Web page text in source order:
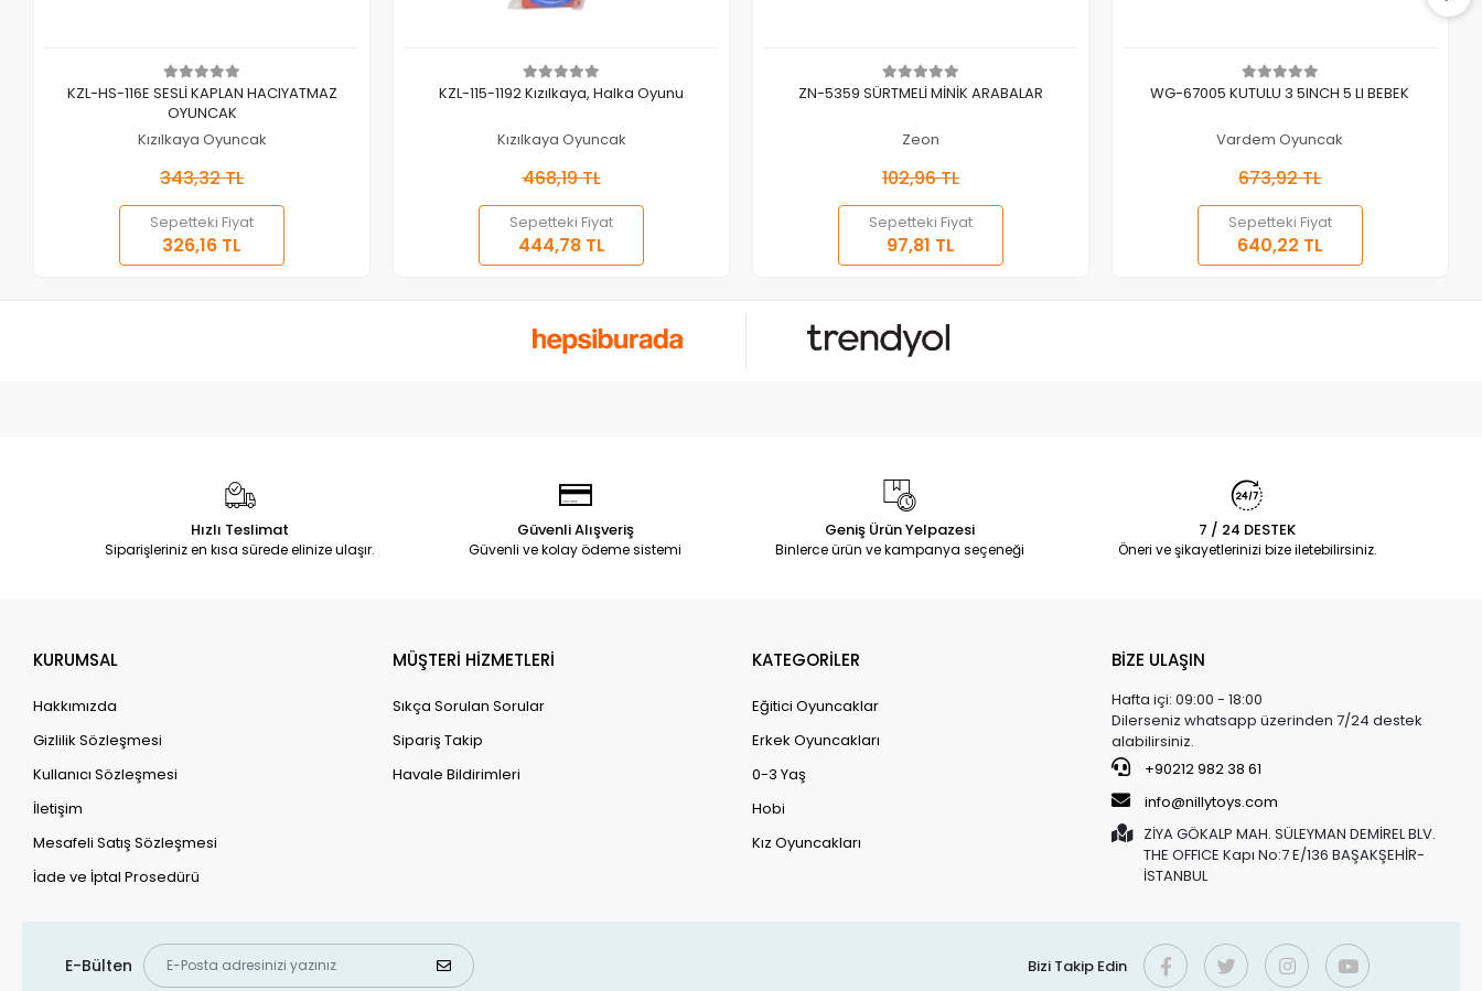
Sepete Ekle
KZL-HS-116E SESLİ KAPLAN HACIYATMAZ
OYUNCAK
Kızılkaya Oyuncak
343,32 TL
Sepetteki Fiyat
326,16 TL
Sepete Ekle
KZL-115-1192 Kızılkaya, Halka Oyunu
Kızılkaya Oyuncak
468,19 TL
Sepetteki Fiyat
444,78 TL
Sepete Ekle
ZN-5359 SÜRTMELİ MİNİK ARABALAR
Zeon
102,96 TL
Sepetteki Fiyat
97,81 TL
Sepete Ekle
WG-67005 KUTULU 3 5INCH 5 LI BEBEK
Vardem Oyuncak
673,92 TL
Sepetteki Fiyat
640,22 TL
Hızlı Teslimat
Siparişleriniz en kısa sürede elinize ulaşır.
Güvenli Alışveriş
Güvenli ve kolay ödeme sistemi
Geniş Ürün Yelpazesi
Binlerce ürün ve kampanya seçeneği
7 / 24 DESTEK
Öneri ve şikayetlerinizi bize iletebilirsiniz.
KURUMSAL
Hakkımızda
Gizlilik Sözleşmesi
Kullanıcı Sözleşmesi
İletişim
Mesafeli Satış Sözleşmesi
İade ve İptal Prosedürü
MÜŞTERİ HİZMETLERİ
Sıkça Sorulan Sorular
Sipariş Takip
Havale Bildirimleri
KATEGORİLER
Eğitici Oyuncaklar
Erkek Oyuncakları
0-3 Yaş
Hobi
Kız Oyuncakları
BİZE ULAŞIN
Hafta içi: 09:00 - 18:00
Dilerseniz whatsapp üzerinden 7/24 destek
alabilirsiniz.
+90212 982 38 61
info@nillytoys.com
ZİYA GÖKALP MAH. SÜLEYMAN DEMİREL BLV.
THE OFFICE Kapı No:7 E/136 BAŞAKŞEHİR-
İSTANBUL
E-Bülten Bizi Takip Edin